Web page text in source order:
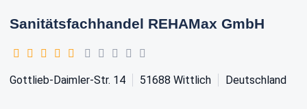
Sanitätsfachhandel REHAMax GmbH
Gottlieb-Daimler-Str. 14 51688 Wittlich Deutschland